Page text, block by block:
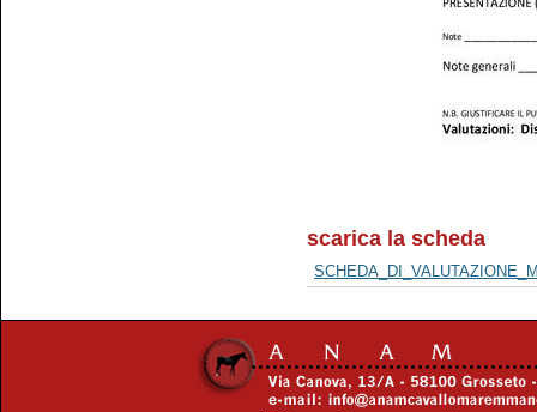
scarica la scheda